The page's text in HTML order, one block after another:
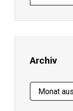
E-
ein ...
Archiv
Archiv